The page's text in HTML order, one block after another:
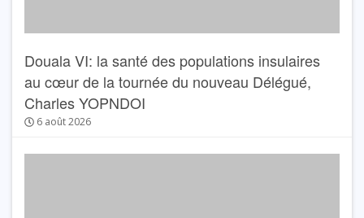
Douala VI: la santé des populations insulaires
au cœur de la tournée du nouveau Délégué,
Charles YOPNDOI
6 août 2026